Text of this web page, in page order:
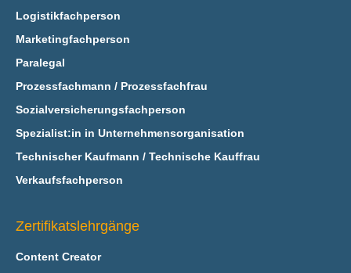
Logistikfachperson
Marketingfachperson
Paralegal
Prozessfachmann / Prozessfachfrau
Sozialversicherungsfachperson
Spezialist:in in Unternehmensorganisation
Technischer Kaufmann / Technische Kauffrau
Verkaufsfachperson
Zertifikatslehrgänge
Content Creator